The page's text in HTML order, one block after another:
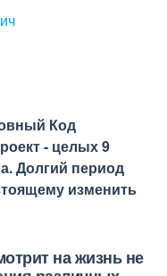
Код
- целых 9
Долгий период
изменить
на жизнь не